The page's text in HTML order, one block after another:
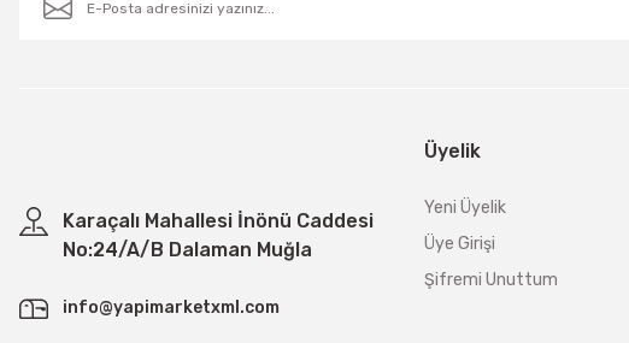
Karaçalı Mahallesi İnönü Caddesi
No:24/A/B Dalaman Muğla
info@yapimarketxml.com
Üyelik
Yeni Üyelik
Üye Girişi
Şifremi Unuttum